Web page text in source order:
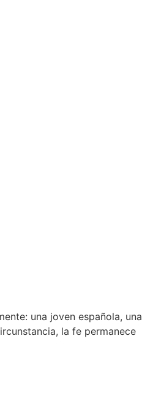
una joven española, una
la fe permanece